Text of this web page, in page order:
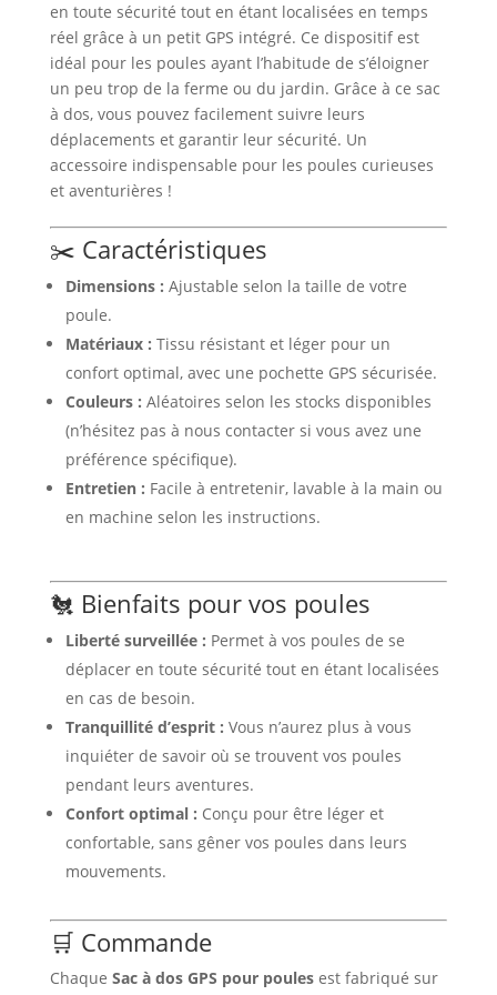
en toute sécurité tout en étant localisées en temps
réel grâce à un petit GPS intégré. Ce dispositif est
idéal pour les poules ayant l’habitude de s’éloigner
un peu trop de la ferme ou du jardin. Grâce à ce sac
à dos, vous pouvez facilement suivre leurs
déplacements et garantir leur sécurité. Un
accessoire indispensable pour les poules curieuses
et aventurières !
✂️ Caractéristiques
Dimensions : Ajustable selon la taille de votre
poule.
Matériaux : Tissu résistant et léger pour un
confort optimal, avec une pochette GPS sécurisée.
Couleurs : Aléatoires selon les stocks disponibles
(n’hésitez pas à nous contacter si vous avez une
préférence spécifique).
Entretien : Facile à entretenir, lavable à la main ou
en machine selon les instructions.
🐔 Bienfaits pour vos poules
Liberté surveillée : Permet à vos poules de se
déplacer en toute sécurité tout en étant localisées
en cas de besoin.
Tranquillité d’esprit : Vous n’aurez plus à vous
inquiéter de savoir où se trouvent vos poules
pendant leurs aventures.
Confort optimal : Conçu pour être léger et
confortable, sans gêner vos poules dans leurs
mouvements.
🛒 Commande
Chaque Sac à dos GPS pour poulesest fabriqué sur